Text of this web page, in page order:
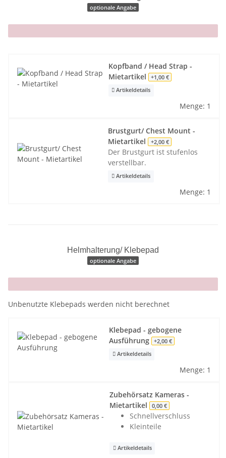
optionale Angabe
x
Kopfband / Head Strap -
Mietartikel
+1,00 €
Artikeldetails
Menge: 1
Brustgurt/ Chest Mount -
Mietartikel +2,00 €
Der Brustgurt ist stufenlos
verstellbar.
Artikeldetails
Menge: 1
Helmhalterung/ Klebepad
optionale Angabe
x
Unbenutzte Klebepads werden nicht berechnet
Klebepad - gebogene
Ausführung +2,00 €
Artikeldetails
Menge: 1
Zubehörsatz Kameras -
Mietartikel
0,00 €
Schnellverschluss
Kleinteile
Artikeldetails